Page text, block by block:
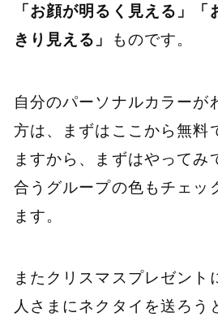
「お顔が明るく見える」
きり見える」
ものです。
自分のパーソナルカラーが
方は、まずはここから無料
ますから、まずはやってみ
合うグループの色もチェッ
ます。
またクリスマスプレゼント
人さまにネクタイを送ろう